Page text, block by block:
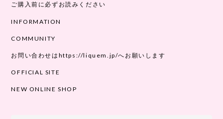
ご購入前に必ずお読みください
INFORMATION
COMMUNITY
お問い合わせはhttps://liquem.jp/へお願いします
OFFICIAL SITE
NEW ONLINE SHOP